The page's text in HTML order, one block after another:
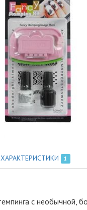
ХАРАКТЕРИСТИКИ 1
с необычной,